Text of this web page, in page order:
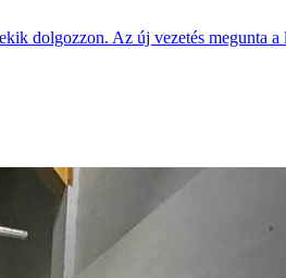
dolgozzon. Az új vezetés megunta